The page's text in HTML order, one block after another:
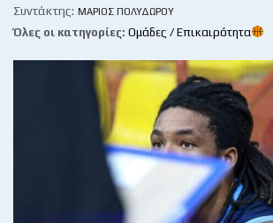
Συντάκτης: ΜΆΡΙΟΣ ΠΟΛΥΔΏΡΟΥ
Όλες οι κατηγορίες: Ομάδες / Επικαιρότητα